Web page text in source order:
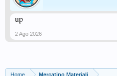
up
2 Ago 2026
Home Mercatino Materiali